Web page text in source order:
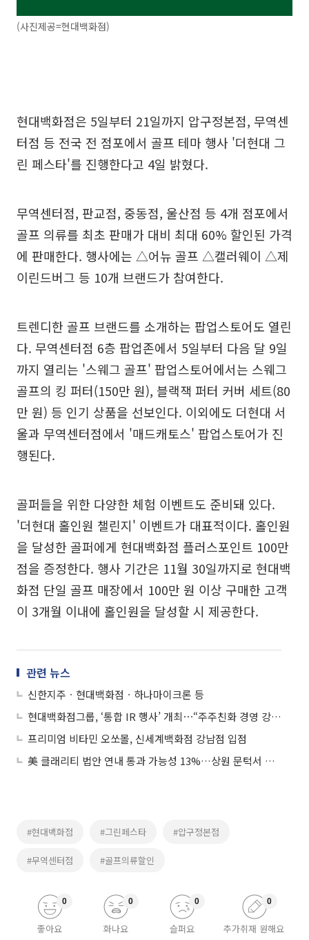
(사진제공=현대백화점)
현대백화점은 5일부터 21일까지 압구정본점, 무역센
터점 등 전국 전 점포에서 골프 테마 행사 '더현대 그
린 페스타'를 진행한다고 4일 밝혔다.
무역센터점, 판교점, 중동점, 울산점 등 4개 점포에서
골프 의류를 최초 판매가 대비 최대 60% 할인된 가격
에 판매한다. 행사에는 △어뉴 골프 △캘러웨이 △제
이린드버그 등 10개 브랜드가 참여한다.
트렌디한 골프 브랜드를 소개하는 팝업스토어도 열린
다. 무역센터점 6층 팝업존에서 5일부터 다음 달 9일
까지 열리는 '스웨그 골프' 팝업스토어에서는 스웨그
골프의 킹 퍼터(150만 원), 블랙잭 퍼터 커버 세트(80
만 원) 등 인기 상품을 선보인다. 이외에도 더현대 서
울과 무역센터점에서 '매드캐토스' 팝업스토어가 진
행된다.
골퍼들을 위한 다양한 체험 이벤트도 준비돼 있다.
'더현대 홀인원 챌린지' 이벤트가 대표적이다. 홀인원
을 달성한 골퍼에게 현대백화점 플러스포인트 100만
점을 증정한다. 행사 기간은 11월 30일까지로 현대백
화점 단일 골프 매장에서 100만 원 이상 구매한 고객
이 3개월 이내에 홀인원을 달성할 시 제공한다.
관련 뉴스
신한지주ㆍ현대백화점ㆍ하나마이크론 등
현대백화점그룹, ‘통합 IR 행사’ 개최⋯“주주친화 경영 강화”
프리미엄 비타민 오쏘몰, 신세계백화점 강남점 입점
美 클래리티 법안 연내 통과 가능성 13%…상원 문턱서 제동
#현대백화점 #그린페스타 #압구정본점
#무역센터점 #골프의류할인
좋아요
0
화나요
0
슬퍼요
0
추가취재 원해요
0